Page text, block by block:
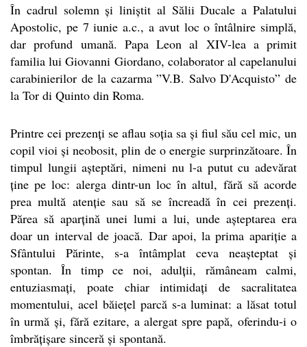
În cadrul solemn și liniștit al Sălii Ducale a Palatului
Apostolic, pe 7 iunie a.c., a avut loc o întâlnire simplă,
dar profund umană. Papa Leon al XIV-lea a primit
familia lui Giovanni Giordano, colaborator al capelanului
carabinierilor de la cazarma ”V.B. Salvo D'Acquisto” de
la Tor di Quinto din Roma.
Printre cei prezenți se aflau soția sa și fiul său cel mic, un
copil vioi și neobosit, plin de o energie surprinzătoare. În
timpul lungii așteptări, nimeni nu l-a putut cu adevărat
ține pe loc: alerga dintr-un loc în altul, fără să acorde
prea multă atenție sau să se încreadă în cei prezenți.
Părea să aparțină unei lumi a lui, unde așteptarea era
doar un interval de joacă. Dar apoi, la prima apariție a
Sfântului Părinte, s-a întâmplat ceva neașteptat și
spontan. În timp ce noi, adulții, rămâneam calmi,
entuziasmați, poate chiar intimidați de sacralitatea
momentului, acel băiețel parcă s-a luminat: a lăsat totul
în urmă și, fără ezitare, a alergat spre papă, oferindu-i o
îmbrățișare sinceră și spontană.